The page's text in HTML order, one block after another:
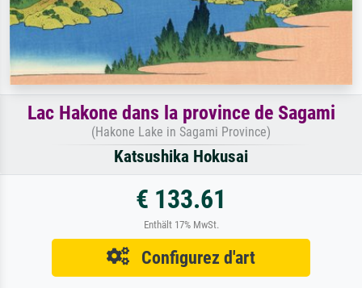
Lac Hakone dans la province de Sagami
(Hakone Lake in Sagami Province)
Katsushika Hokusai
€ 133.61
Enthält 17% MwSt.
Configurez d'art